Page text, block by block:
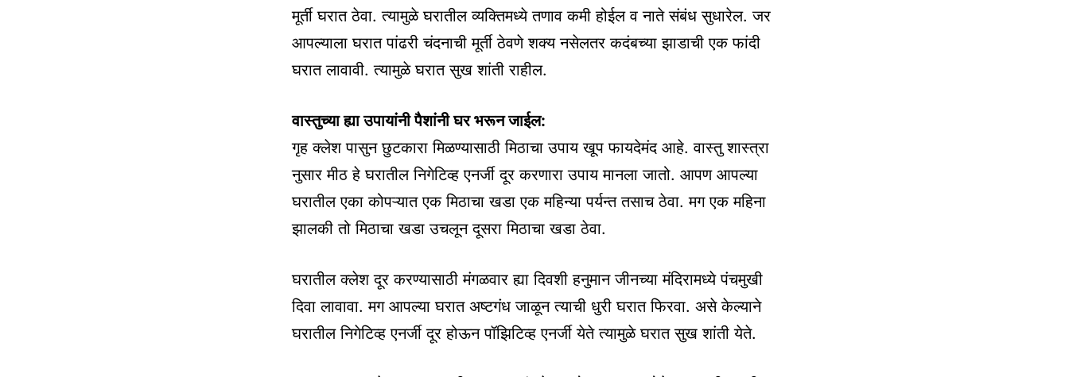
मूर्ती घरात ठेवा. त्यामुळे घरातील व्यक्तिमध्ये तणाव कमी होईल व नाते संबंध सुधारेल. जर
आपल्याला घरात पांढरी चंदनाची मूर्ती ठेवणे शक्य नसेलतर कदंबच्या झाडाची एक फांदी
घरात लावावी. त्यामुळे घरात सुख शांती राहील.
वास्तुच्या ह्या उपायांनी पैशांनी घर भरून जाईल:
गृह क्लेश पासुन छुटकारा मिळण्यासाठी मिठाचा उपाय खूप फायदेमंद आहे. वास्तु शास्त्रा
नुसार मीठ हे घरातील निगेटिव्ह एनर्जी दूर करणारा उपाय मानला जातो. आपण आपल्या
घरातील एका कोपऱ्यात एक मिठाचा खडा एक महिन्या पर्यन्त तसाच ठेवा. मग एक महिना
झालकी तो मिठाचा खडा उचलून दूसरा मिठाचा खडा ठेवा.
घरातील क्लेश दूर करण्यासाठी मंगळवार ह्या दिवशी हनुमान जीनच्या मंदिरामध्ये पंचमुखी
दिवा लावावा. मग आपल्या घरात अष्टगंध जाळून त्याची धुरी घरात फिरवा. असे केल्याने
घरातील निगेटिव्ह एनर्जी दूर होऊन पॉझिटिव्ह एनर्जी येते त्यामुळे घरात सुख शांती येते.